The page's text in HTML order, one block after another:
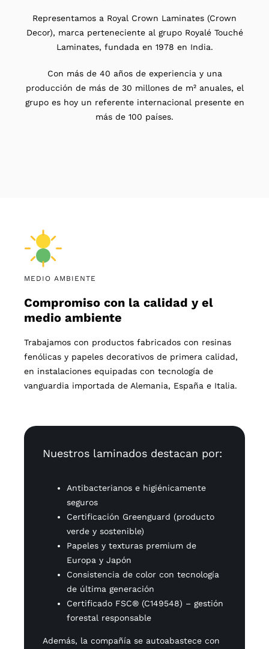
Representamos a Royal Crown Laminates (Crown
Decor), marca perteneciente al grupo Royalé Touché
Laminates, fundada en 1978 en India.
Con más de 40 años de experiencia y una
producción de más de 30 millones de m² anuales, el
grupo es hoy un referente internacional presente en
más de 100 países.
MEDIO AMBIENTE
Compromiso con la calidad y el
medio ambiente
Trabajamos con productos fabricados con resinas
fenólicas y papeles decorativos de primera calidad,
en instalaciones equipadas con tecnología de
vanguardia importada de Alemania, España e Italia.
Nuestros laminados destacan por:
Antibacterianos e higiénicamente
seguros
Certificación Greenguard (producto
verde y sostenible)
Papeles y texturas premium de
Europa y Japón
Consistencia de color con tecnología
de última generación
Certificado FSC® (C149548) – gestión
forestal responsable
Además, la compañía se autoabastece con